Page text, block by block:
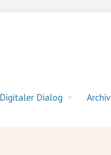
Digitaler Dialog Archiv